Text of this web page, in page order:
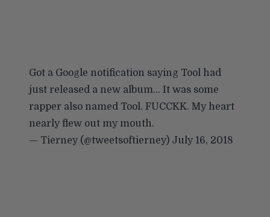
Got a Google notification saying Tool had
just released a new album… It was some
rapper also named Tool. FUCCKK. My heart
nearly flew out my mouth.
— Tierney (@tweetsoftierney) July 16, 2018